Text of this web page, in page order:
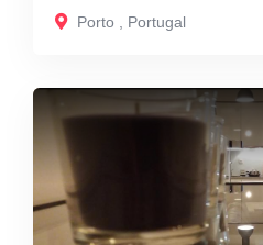
Porto , Portugal